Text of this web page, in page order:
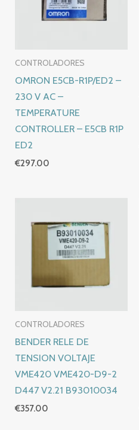
CONTROLADORES
OMRON E5CB-R1P/ED2 –
230 V AC –
TEMPERATURE
CONTROLLER – E5CB R1P
ED2
€297.00
CONTROLADORES
BENDER RELE DE
TENSION VOLTAJE
VME420 VME420-D9-2
D447 V2.21 B93010034
€357.00